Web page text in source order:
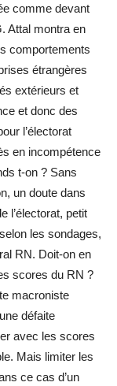
comme devant
Attal montra en
comportements
étrangères
extérieurs et
et donc des
l’électorat
en incompétence
t-on ? Sans
un doute dans
l’électorat, petit
les sondages,
RN. Doit-on en
scores du RN ?
macroniste
défaite
avec les scores
Mais limiter les
ce cas d’un